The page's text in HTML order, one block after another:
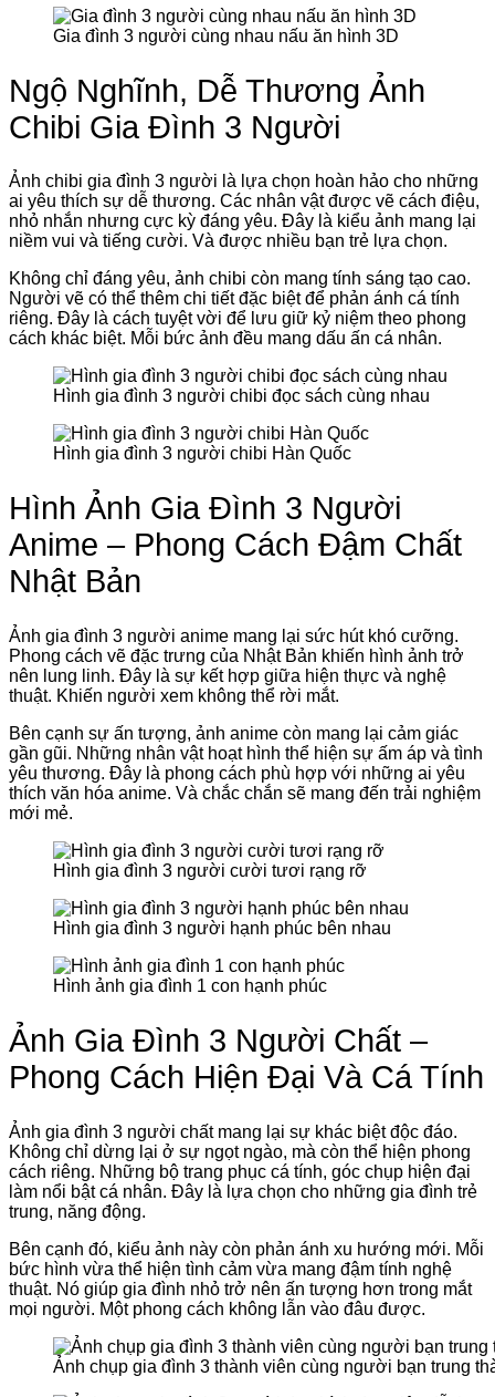
Gia đình 3 người cùng nhau nấu ăn hình 3D
Ngộ Nghĩnh, Dễ Thương Ảnh
Chibi Gia Đình 3 Người
Ảnh chibi gia đình 3 người là lựa chọn hoàn hảo cho những
ai yêu thích sự dễ thương. Các nhân vật được vẽ cách điệu,
nhỏ nhắn nhưng cực kỳ đáng yêu. Đây là kiểu ảnh mang lại
niềm vui và tiếng cười. Và được nhiều bạn trẻ lựa chọn.
Không chỉ đáng yêu, ảnh chibi còn mang tính sáng tạo cao.
Người vẽ có thể thêm chi tiết đặc biệt để phản ánh cá tính
riêng. Đây là cách tuyệt vời để lưu giữ kỷ niệm theo phong
cách khác biệt. Mỗi bức ảnh đều mang dấu ấn cá nhân.
Hình gia đình 3 người chibi đọc sách cùng nhau
Hình gia đình 3 người chibi Hàn Quốc
Hình Ảnh Gia Đình 3 Người
Anime – Phong Cách Đậm Chất
Nhật Bản
Ảnh gia đình 3 người anime mang lại sức hút khó cưỡng.
Phong cách vẽ đặc trưng của Nhật Bản khiến hình ảnh trở
nên lung linh. Đây là sự kết hợp giữa hiện thực và nghệ
thuật. Khiến người xem không thể rời mắt.
Bên cạnh sự ấn tượng, ảnh anime còn mang lại cảm giác
gần gũi. Những nhân vật hoạt hình thể hiện sự ấm áp và tình
yêu thương. Đây là phong cách phù hợp với những ai yêu
thích văn hóa anime. Và chắc chắn sẽ mang đến trải nghiệm
mới mẻ.
Hình gia đình 3 người cười tươi rạng rỡ
Hình gia đình 3 người hạnh phúc bên nhau
Hình ảnh gia đình 1 con hạnh phúc
Ảnh Gia Đình 3 Người Chất –
Phong Cách Hiện Đại Và Cá Tính
Ảnh gia đình 3 người chất mang lại sự khác biệt độc đáo.
Không chỉ dừng lại ở sự ngọt ngào, mà còn thể hiện phong
cách riêng. Những bộ trang phục cá tính, góc chụp hiện đại
làm nổi bật cá nhân. Đây là lựa chọn cho những gia đình trẻ
trung, năng động.
Bên cạnh đó, kiểu ảnh này còn phản ánh xu hướng mới. Mỗi
bức hình vừa thể hiện tình cảm vừa mang đậm tính nghệ
thuật. Nó giúp gia đình nhỏ trở nên ấn tượng hơn trong mắt
mọi người. Một phong cách không lẫn vào đâu được.
Ảnh chụp gia đình 3 thành viên cùng người bạn trung